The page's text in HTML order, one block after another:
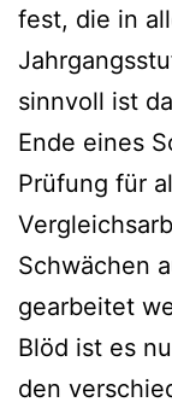
fest, die in
sinnvoll ist
Ende eines
Prüfung für
Schwächen
gearbeitet
Blöd ist es
den